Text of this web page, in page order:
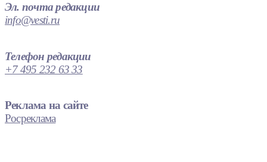
Эл. почта редакции
info@vesti.ru
Телефон редакции
+7 495 232 63 33
Реклама на сайте
Росреклама